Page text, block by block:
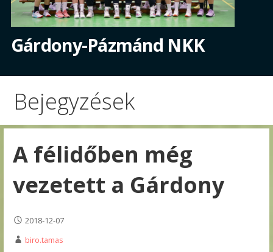
Gárdony-Pázmánd NKK
Bejegyzések
A félidőben még
vezetett a Gárdony
2018-12-07
biro.tamas